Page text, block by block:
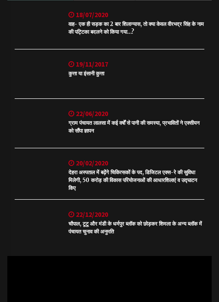
18/07/2020
वाह- एक ही सड़क का 2 बार शिलान्यास, तो क्या केवल वीरभद्र सिंह के नाम
की पट्टिका बदलने को किया गया…?
19/11/2017
कुत्ता या इंसानी कुत्ता
22/06/2020
ग्राम पंचायत लालसा में कई वर्षों से पानी की समस्या, प्रभावितों ने एक्सीयन
को सौंपा ज्ञापन
20/02/2020
देहरा अस्पताल में बढ़ेंगे चिकित्सकों के पद, डिजिटल एक्स-रे की सुविधा
मिलेगी, 50 करोड़ की विकास परियोजनाओं की आधारशिलाएं व उद्घाटन
किए
22/12/2020
चौपाल, टूटू और मंडी के धर्मपुर ब्लॉक को छोड़कर शिमला के अन्य ब्लॉक में
पंचायत चुनाव की अनुमति